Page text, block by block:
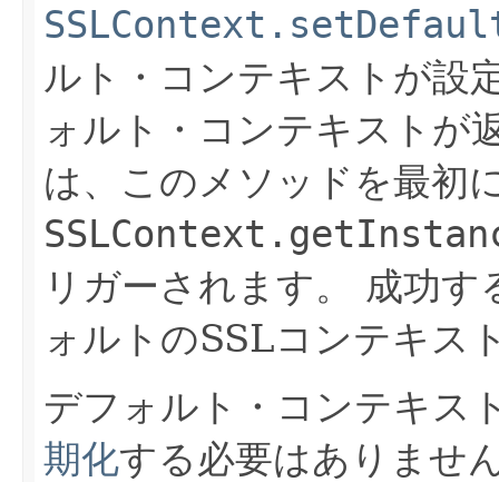
ルト・コンテキストが設
ォルト・コンテキストが
は、このメソッドを最初
リガーされます。
成功す
ォルトのSSLコンテキス
デフォルト・コンテキス
期化する必要はありませ